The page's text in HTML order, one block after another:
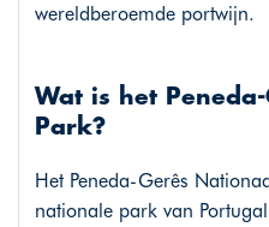
wereldberoemde portwijn.
Wat is het
Park?
Het Peneda-Gerês
nationale park van